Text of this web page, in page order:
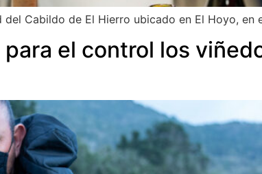
Cabildo de El Hierro ubicado en El Hoyo, en
el control los